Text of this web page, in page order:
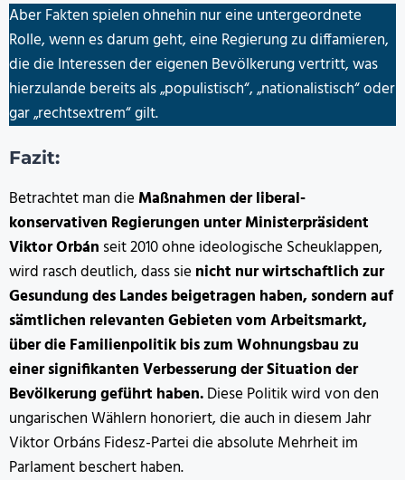
Aber Fakten spielen ohnehin nur eine untergeordnete
Rolle, wenn es darum geht, eine Regierung zu diffamieren,
die die Interessen der eigenen Bevölkerung vertritt, was
hierzulande bereits als „populistisch“, „nationalistisch“ oder
gar „rechtsextrem“ gilt.
Fazit:
Betrachtet man dieMaßnahmen der liberal-
konservativen Regierungen unter Ministerpräsident
Viktor Orbán seit 2010 ohne ideologische Scheuklappen,
wird rasch deutlich, dass sie nicht nur wirtschaftlich zur
Gesundung des Landes beigetragen haben, sondern auf
sämtlichen relevanten Gebieten vom Arbeitsmarkt,
über die Familienpolitik bis zum Wohnungsbau zu
einer signifikanten Verbesserung der Situation der
Bevölkerung geführt haben.Diese Politik wird von den
ungarischen Wählern honoriert, die auch in diesem Jahr
Viktor Orbáns Fidesz-Partei die absolute Mehrheit im
Parlament beschert haben.